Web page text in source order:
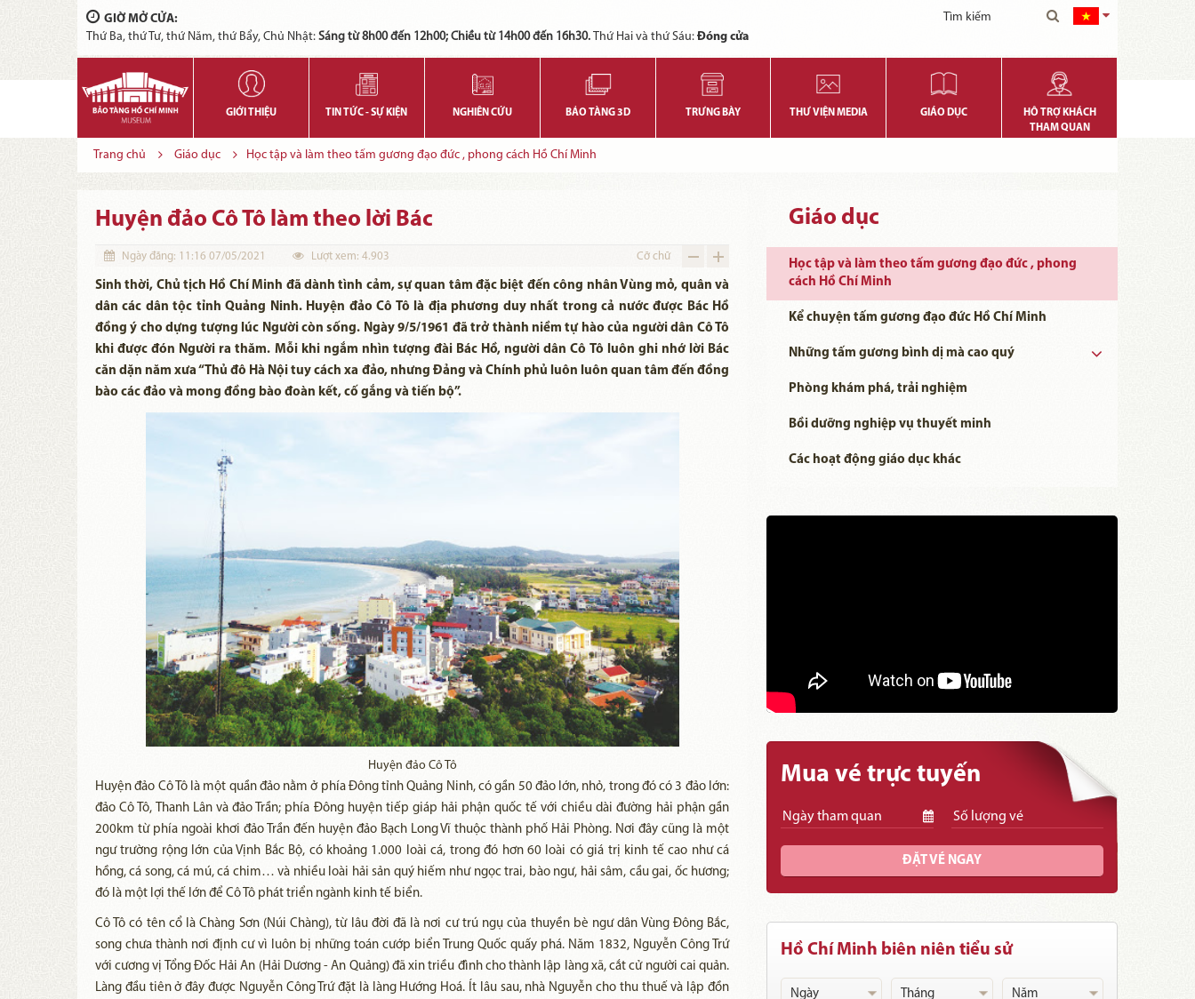
GIỜ MỞ CỬA:
Thứ Ba, thứ Tư, thứ Năm, thứ Bẩy, Chủ Nhật: Sáng từ 8h00 đến 12h00; Chiều từ 14h00 đến 16h30. Thứ Hai và thứ Sáu: Đóng cửa
GIỚI THIỆU TIN TỨC - SỰ KIỆN NGHIÊN CỨU BẢO TÀNG 3D TRƯNG BÀY THƯ VIỆN MEDIA GIÁO DỤC
HỖ TRỢ KHÁCH
THAM QUAN
Trang chủ Giáo dục Học tập và làm theo tấm gương đạo đức , phong cách Hồ Chí Minh
Huyện đảo Cô Tô làm theo lời Bác
Ngày đăng: 11:16 07/05/2021 Lượt xem: 4.903 Cỡ chữ
Sinh thời, Chủ tịch Hồ Chí Minh đã dành tình cảm, sự quan tâm đặc biệt đến công nhân Vùng mỏ, quân và
dân các dân tộc tỉnh Quảng Ninh. Huyện đảo Cô Tô là địa phương duy nhất trong cả nước được Bác Hồ
đồng ý cho dựng tượng lúc Người còn sống. Ngày 9/5/1961 đã trở thành niềm tự hào của người dân Cô Tô
khi được đón Người ra thăm. Mỗi khi ngắm nhìn tượng đài Bác Hồ, người dân Cô Tô luôn ghi nhớ lời Bác
căn dặn năm xưa “Thủ đô Hà Nội tuy cách xa đảo, nhưng Đảng và Chính phủ luôn luôn quan tâm đến đồng
bào các đảo và mong đồng bào đoàn kết, cố gắng và tiến bộ”.
Huyện đảo Cô Tô
Huyện đảo Cô Tô là một quần đảo nằm ở phía Đông tỉnh Quảng Ninh, có gần 50 đảo lớn, nhỏ, trong đó có 3 đảo lớn:
đảo Cô Tô, Thanh Lân và đảo Trần; phía Đông huyện tiếp giáp hải phận quốc tế với chiều dài đường hải phận gần
200km từ phía ngoài khơi đảo Trần đến huyện đảo Bạch Long Vĩ thuộc thành phố Hải Phòng. Nơi đây cũng là một
ngư trường rộng lớn của Vịnh Bắc Bộ, có khoảng 1.000 loài cá, trong đó hơn 60 loài có giá trị kinh tế cao như cá
hồng, cá song, cá mú, cá chim… và nhiều loài hải sản quý hiếm như ngọc trai, bào ngư, hải sâm, cầu gai, ốc hương;
đó là một lợi thế lớn để Cô Tô phát triển ngành kinh tế biển.
Cô Tô có tên cổ là Chàng Sơn (Núi Chàng), từ lâu đời đã là nơi cư trú ngụ của thuyền bè ngư dân Vùng Đông Bắc,
song chưa thành nơi định cư vì luôn bị những toán cướp biển Trung Quốc quấy phá. Năm 1832, Nguyễn Công Trứ
với cương vị Tổng Đốc Hải An (Hải Dương - An Quảng) đã xin triều đình cho thành lập làng xã, cắt cử người cai quản.
Làng đầu tiên ở đây được Nguyễn Công Trứ đặt là làng Hướng Hoá. Ít lâu sau, nhà Nguyễn cho thu thuế và lập đồn
Giáo dục
Học tập và làm theo tấm gương đạo đức , phong
cách Hồ Chí Minh
Kể chuyện tấm gương đạo đức Hồ Chí Minh
Những tấm gương bình dị mà cao quý
Phòng khám phá, trải nghiệm
Bồi dưỡng nghiệp vụ thuyết minh
Các hoạt động giáo dục khác
Mua vé trực tuyến
ĐẶT VÉ NGAY
Hồ Chí Minh biên niên tiểu sử